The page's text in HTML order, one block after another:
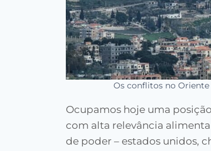
Os conflitos no
Ocupamos hoje uma
com alta relevância
de poder – estados unidos,